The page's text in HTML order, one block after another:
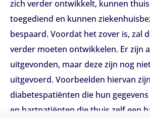
zich verder ontwikkelt, kunnen
toegediend en kunnen
bespaard. Voordat het zover is, zal
verder moeten ontwikkelen. Er zijn
uitgevonden, maar deze zijn nog
uitgevoerd. Voorbeelden hiervan zijn
diabetespatiënten die hun
en hartpatiënten die thuis zelf een